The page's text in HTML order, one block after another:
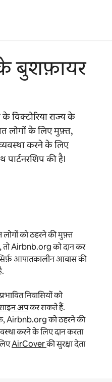
के बुशफ़ायर
विक्टोरिया राज्य के
लोगों के लिए मुफ़्त,
करने के लिए
की है।
को ठहरने की मुफ़्त
तो Airbnb.org को दान कर
आपातकालीन आवास की
निवासियों को
अपकर सकते हैं.
Airbnb.org को ठहरने की
करने के लिए दान करता
AirCoverकी सुरक्षा देता